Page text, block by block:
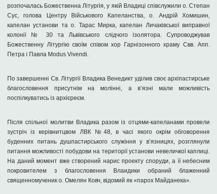
розпочалась Божественна Літургія, у якій Владиці співслужили о. Степан
Сус, голова Центру Військового Капеланства, о. Андрій Хомишин,
капелан установи та о. Тарас Мирка, капелан Личаківської виправної
колонії № 30 та Львівського слідчого ізолятора. Супроводжував
Божественну Літургію своїм співом хор Гарнізонного храму Свв. Апп.
Петра і Павла Modus Vivendi.
По завершенні Св. Літургії Владика Венедикт уділив своє архіпастирське
благословення присутнім на молінні, а в’язні мали можливість
поспілкуватись із архієреєм.
Після спільної молитви Владика разом із отцями-капеланами провели
зустріч із керівнитцвом ЛВК №48, в часі якого окрім обговорення
буденних питань душпастирського служіння у в’язницях, розглянули
питання можливості побудови на території установи невеличкої каплиці.
На даний момент вже створений нарис проекту споруди, а її небесним
покровителем з благословення Влаидики обраний блаженний
священномученик о. Омелян Ковч, відомий як «парох Майданека».